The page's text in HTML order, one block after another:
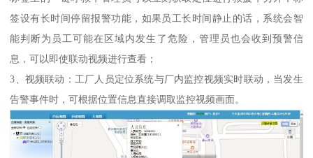
签设有长时间停留报警功能，如果员工长时间静止的话，系统会智
能判断为员工可能在区域内发生了危险，管理员也会收到预警信
息，可以即使联动视频进行查看；
3、视频联动：工厂人员定位系统与厂内监控视频实时联动，当发生
告警事件时，可根据位置信息直接调取监控视频画面。